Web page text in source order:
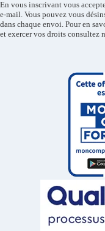
En vous inscrivant vous
e-mail. Vous pouvez vous
dans chaque envoi. Pour en
et exercer vos droits consultez